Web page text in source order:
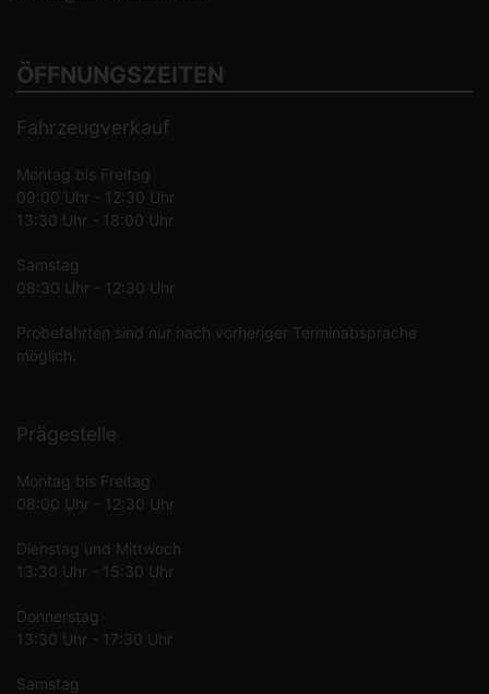
ÖFFNUNGSZEITEN
Fahrzeugverkauf
Montag bis Freitag
09:00 Uhr - 12:30 Uhr
13:30 Uhr - 18:00 Uhr
Samstag
08:30 Uhr - 12:30 Uhr
Probefahrten sind nur nach vorheriger Terminabsprache
möglich.
Prägestelle
Montag bis Freitag
08:00 Uhr - 12:30 Uhr
Dienstag und Mittwoch
13:30 Uhr - 15:30 Uhr
Donnerstag
13:30 Uhr - 17:30 Uhr
Samstag